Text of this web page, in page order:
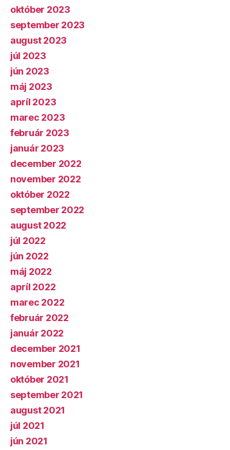
október 2023
september 2023
august 2023
júl 2023
jún 2023
máj 2023
apríl 2023
marec 2023
február 2023
január 2023
december 2022
november 2022
október 2022
september 2022
august 2022
júl 2022
jún 2022
máj 2022
apríl 2022
marec 2022
február 2022
január 2022
december 2021
november 2021
október 2021
september 2021
august 2021
júl 2021
jún 2021